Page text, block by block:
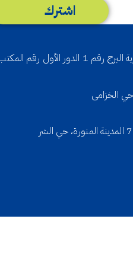
اشترك